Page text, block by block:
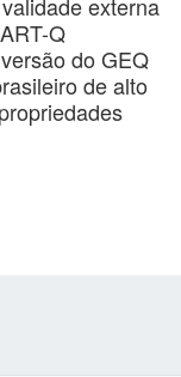
Q
do GEQ
de alto